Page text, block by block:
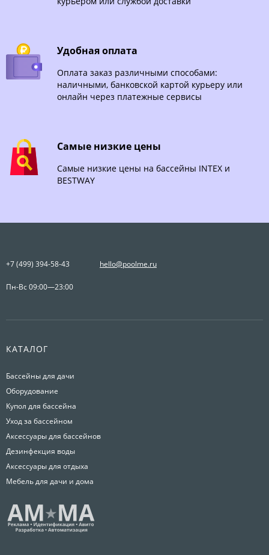
Удобная оплата
Оплата заказ различными способами:
наличными, банковской картой курьеру или
онлайн через платежные сервисы
Самые низкие цены
Самые низкие цены на бассейны INTEX и
BESTWAY
+7 (499) 394-58-43 hello@poolme.ru
Пн-Вс 09:00—23:00
КАТАЛОГ
Бассейны для дачи
Оборудование
Купол для бассейна
Уход за бассейном
Аксессуары для бассейнов
Дезинфекция воды
Аксессуары для отдыха
Мебель для дачи и дома